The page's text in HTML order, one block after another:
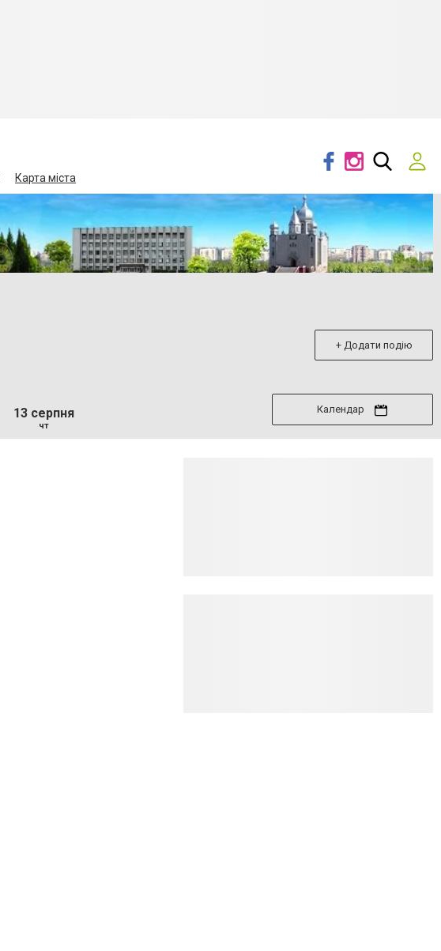
Карта міста
+ Додати подію
13 серпня
чт
Календар